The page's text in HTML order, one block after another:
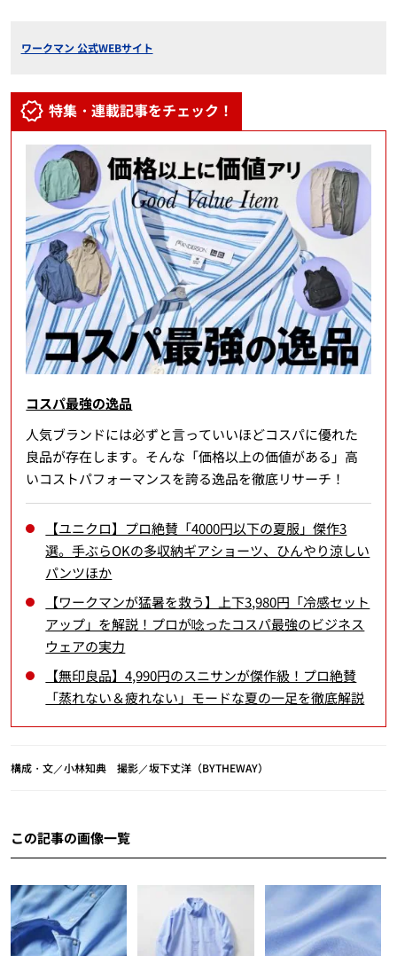
ワークマン 公式WEBサイト
特集・連載記事をチェック！
コスパ最強の逸品
人気ブランドには必ずと言っていいほどコスパに優れた
良品が存在します。そんな「価格以上の価値がある」高
いコストパフォーマンスを誇る逸品を徹底リサーチ！
【ユニクロ】プロ絶賛「4000円以下の夏服」傑作3
選。手ぶらOKの多収納ギアショーツ、ひんやり涼しい
パンツほか
【ワークマンが猛暑を救う】上下3,980円「冷感セット
アップ」を解説！プロが唸ったコスパ最強のビジネス
ウェアの実力
【無印良品】4,990円のスニサンが傑作級！プロ絶賛
「蒸れない＆疲れない」モードな夏の一足を徹底解説
構成・文／小林知典 撮影／坂下丈洋（BYTHEWAY）
この記事の画像一覧